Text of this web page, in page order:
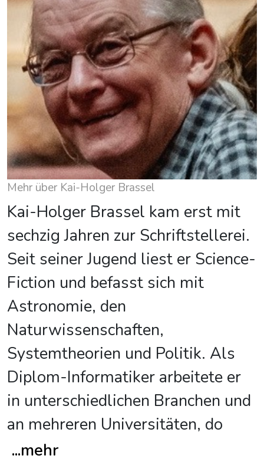
Mehr über Kai-Holger Brassel
Kai-Holger Brassel kam erst mit
sechzig Jahren zur Schriftstellerei.
Seit seiner Jugend liest er Science-
Fiction und befasst sich mit
Astronomie, den
Naturwissenschaften,
Systemtheorien und Politik. Als
Diplom-Informatiker arbeitete er
in unter­schiedlichen Branchen und
an mehreren Universitäten, do
...mehr